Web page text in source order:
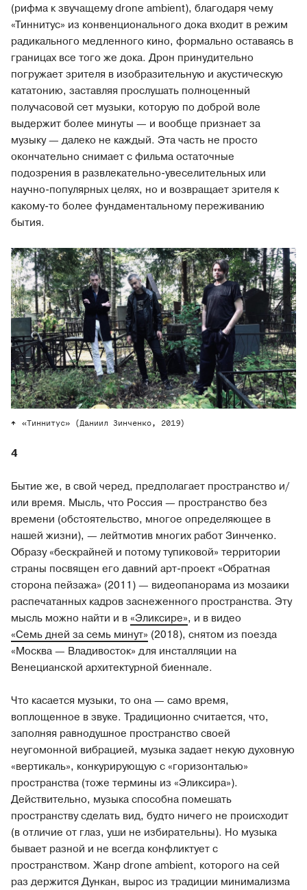
(рифма к звучащему drone ambient), благодаря чему
«Тиннитус» из конвенционального дока входит в режим
радикального медленного кино, формально оставаясь в
границах все того же дока. Дрон принудительно
погружает зрителя в изобразительную и акустическую
кататонию, заставляя прослушать полноценный
получасовой сет музыки, которую по доброй воле
выдержит более минуты — и вообще признает за
музыку — далеко не каждый. Эта часть не просто
окончательно снимает с фильма остаточные
подозрения в развлекательно-увеселительных или
научно-популярных целях, но и возвращает зрителя к
какому-то более фундаментальному переживанию
бытия.
«Тиннитус» (Даниил Зинченко, 2019)
4
Бытие же, в свой черед, предполагает пространство и/
или время. Мысль, что Россия — пространство без
времени (обстоятельство, многое определяющее в
нашей жизни), — лейтмотив многих работ Зинченко.
Образу «бескрайней и потому тупиковой» территории
страны посвящен его давний арт-проект «Обратная
сторона пейзажа» (2011) — видеопанорама из мозаики
распечатанных кадров заснеженного пространства. Эту
мысль можно найти и в «Эликсире», и в видео
«Семь дней за семь минут» (2018), снятом из поезда
«Москва — Владивосток» для инсталляции на
Венецианской архитектурной биеннале.
Что касается музыки, то она — само время,
воплощенное в звуке. Традиционно считается, что,
заполняя равнодушное пространство своей
неугомонной вибрацией, музыка задает некую духовную
«вертикаль», конкурирующую с «горизонталью»
пространства (тоже термины из «Эликсира»).
Действительно, музыка способна помешать
пространству сделать вид, будто ничего не происходит
(в отличие от глаз, уши не избирательны). Но музыка
бывает разной и не всегда конфликтует с
пространством. Жанр drone ambient, которого на сей
раз держится Дункан, вырос из традиции минимализма